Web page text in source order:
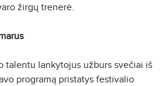
žirgų trenerė.
talentu lankytojus užburs svečiai iš
programą pristatys festivalio